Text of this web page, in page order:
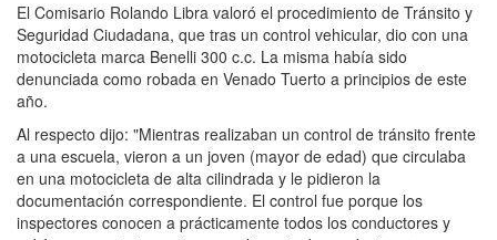
El Comisario Rolando Libra valoró el procedimiento de Tránsito y
Seguridad Ciudadana, que tras un control vehicular, dio con una
motocicleta marca Benelli 300 c.c. La misma había sido
denunciada como robada en Venado Tuerto a principios de este
año.
Al respecto dijo: "Mientras realizaban un control de tránsito frente
a una escuela, vieron a un joven (mayor de edad) que circulaba
en una motocicleta de alta cilindrada y le pidieron la
documentación correspondiente. El control fue porque los
inspectores conocen a prácticamente todos los conductores y